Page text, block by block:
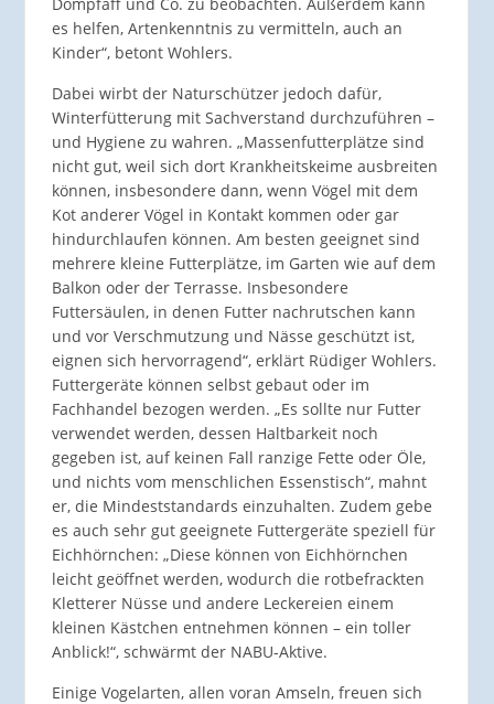
es helfen, Artenkenntnis zu vermitteln, auch an
Kinder“, betont Wohlers.
Dabei wirbt der Naturschützer jedoch dafür,
Winterfütterung mit Sachverstand durchzuführen –
und Hygiene zu wahren. „Massenfutterplätze sind
nicht gut, weil sich dort Krankheitskeime ausbreiten
können, insbesondere dann, wenn Vögel mit dem
Kot anderer Vögel in Kontakt kommen oder gar
hindurchlaufen können. Am besten geeignet sind
mehrere kleine Futterplätze, im Garten wie auf dem
Balkon oder der Terrasse. Insbesondere
Futtersäulen, in denen Futter nachrutschen kann
und vor Verschmutzung und Nässe geschützt ist,
eignen sich hervorragend“, erklärt Rüdiger Wohlers.
Futtergeräte können selbst gebaut oder im
Fachhandel bezogen werden. „Es sollte nur Futter
verwendet werden, dessen Haltbarkeit noch
gegeben ist, auf keinen Fall ranzige Fette oder Öle,
und nichts vom menschlichen Essenstisch“, mahnt
er, die Mindeststandards einzuhalten. Zudem gebe
es auch sehr gut geeignete Futtergeräte speziell für
Eichhörnchen: „Diese können von Eichhörnchen
leicht geöffnet werden, wodurch die rotbefrackten
Kletterer Nüsse und andere Leckereien einem
kleinen Kästchen entnehmen können – ein toller
Anblick!“, schwärmt der NABU-Aktive.
Einige Vogelarten, allen voran Amseln, freuen sich